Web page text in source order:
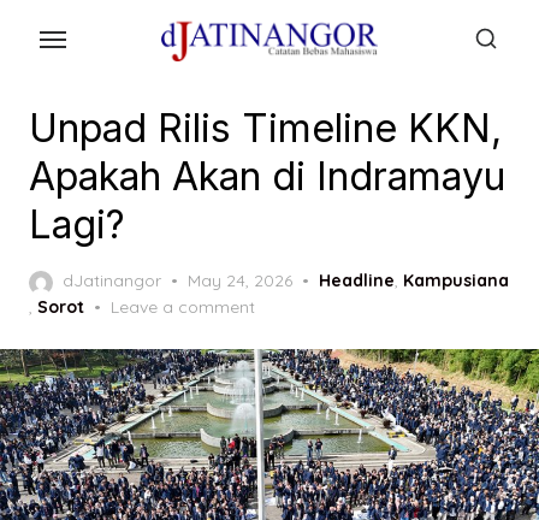
contentUnpad Rilis Timeline KKN,
Apakah Akan di Indramayu
Lagi?
dJatinangor
Posted
on
May 24, 2026 Headline, Kampusiana
, Sorot Leave a comment